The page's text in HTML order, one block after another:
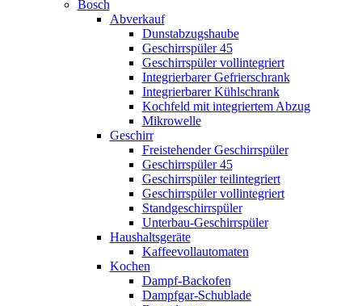
Bosch
Abverkauf
Dunstabzugshaube
Geschirrspüler 45
Geschirrspüler vollintegriert
Integrierbarer Gefrierschrank
Integrierbarer Kühlschrank
Kochfeld mit integriertem Abzug
Mikrowelle
Geschirr
Freistehender Geschirrspüler
Geschirrspüler 45
Geschirrspüler teilintegriert
Geschirrspüler vollintegriert
Standgeschirrspüler
Unterbau-Geschirrspüler
Haushaltsgeräte
Kaffeevollautomaten
Kochen
Dampf-Backofen
Dampfgar-Schublade